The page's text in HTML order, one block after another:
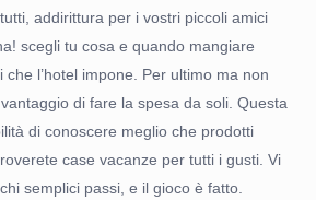
addirittura per i vostri piccoli amici
scegli tu cosa e quando mangiare
che l’hotel impone. Per ultimo ma non
di fare la spesa da soli. Questa
di conoscere meglio che prodotti
case vacanze per tutti i gusti. Vi
semplici passi, e il gioco è fatto.